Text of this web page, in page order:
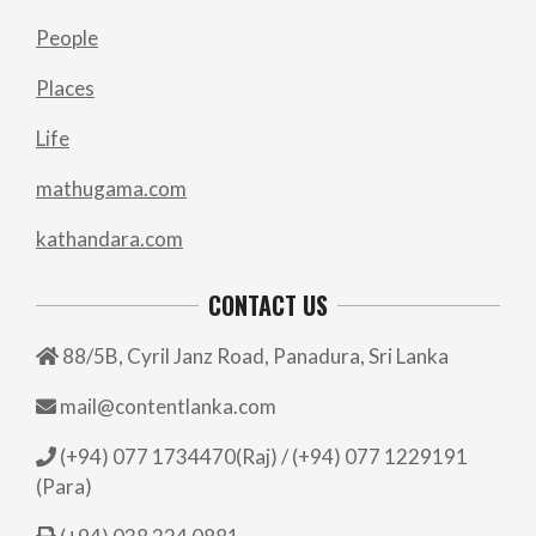
People
Places
Life
mathugama.com
kathandara.com
CONTACT US
88/5B, Cyril Janz Road, Panadura, Sri Lanka
mail@contentlanka.com
(+94) 077 1734470(Raj) / (+94) 077 1229191
(Para)